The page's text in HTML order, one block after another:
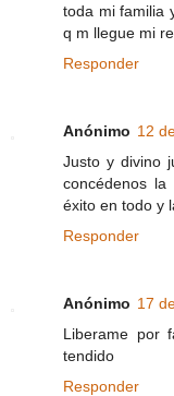
toda mi familia
q m llegue mi
Responder
Anónimo 12
Justo y divino
concédenos
éxito en todo y
Responder
Anónimo 17
Liberame por
tendido
Responder